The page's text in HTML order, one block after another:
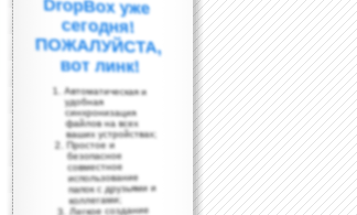
вот линк!
Автоматическая и
удобная
синхронизация
файлов на всех
ваших устройствах;
Простое и
безопасное
совместное
использование
папок с друзьями и
коллегами;
Легкое создание